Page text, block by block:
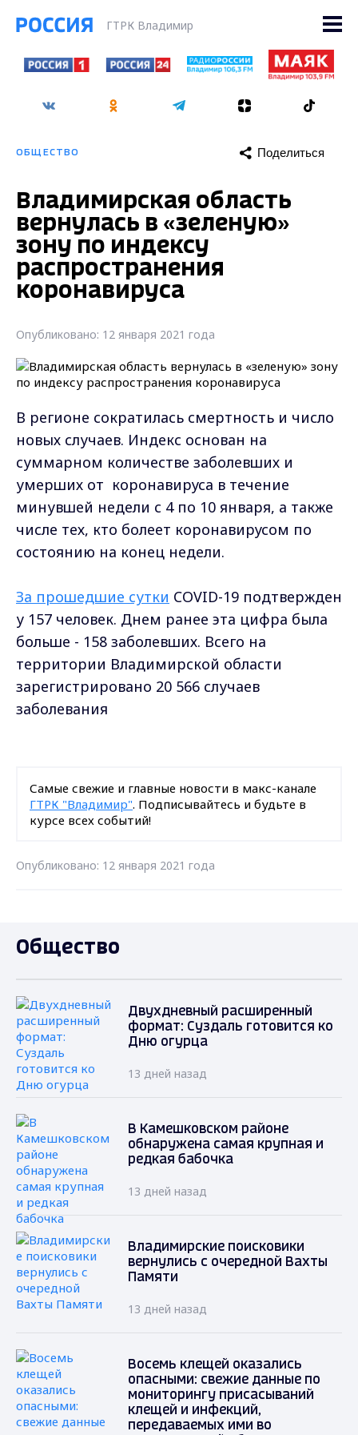
ГТРК Владимир
ОБЩЕСТВО Поделиться
Владимирская область
вернулась в «зеленую»
зону по индексу
распространения
коронавируса
Опубликовано: 12 января 2021 года
В регионе сократилась смертность и число
новых случаев. Индекс основан на
суммарном количестве заболевших и
умерших от коронавируса в течение
минувшей недели с 4 по 10 января, а также
числе тех, кто болеет коронавирусом по
состоянию на конец недели.
За прошедшие сутки COVID-19 подтвержден
у 157 человек. Днем ранее эта цифра была
больше - 158 заболевших. Всего на
территории Владимирской области
зарегистрировано 20 566 случаев
заболевания
Самые свежие и главные новости в макс-канале
ГТРК "Владимир". Подписывайтесь и будьте в
курсе всех событий!
Опубликовано: 12 января 2021 года
Общество
Двухдневный расширенный
формат: Суздаль готовится ко
Дню огурца
13 дней назад
В Камешковском районе
обнаружена самая крупная и
редкая бабочка
13 дней назад
Владимирские поисковики
вернулись с очередной Вахты
Памяти
13 дней назад
Восемь клещей оказались
опасными: свежие данные по
мониторингу присасываний
клещей и инфекций,
передаваемых ими во